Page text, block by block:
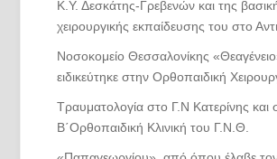
Κ.Υ. Δεσκάτης-Γρεβενών και της
χειρουργικής εκπαίδευσης του στο
Νοσοκομείο Θεσσαλονίκης
ειδικεύτηκε στην Ορθοπαιδική
Τραυματολογία στο Γ.Ν Κατερίνης και
Β΄Ορθοπαιδική Κλινική του Γ.Ν.Θ.